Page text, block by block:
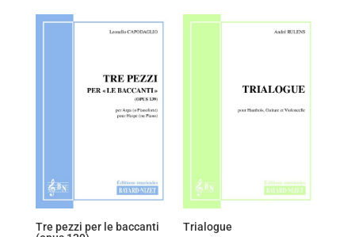
Tre pezzi per le baccanti
Trialogue